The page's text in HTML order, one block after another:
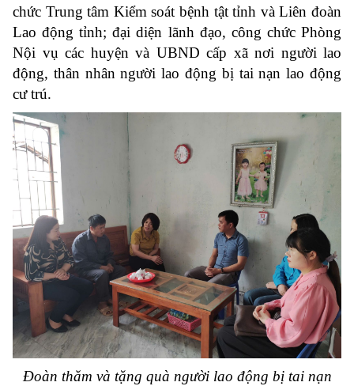
chức Trung tâm Kiểm soát bệnh tật tỉnh và Liên đoàn
Lao động tỉnh; đại diện lãnh đạo, công chức Phòng
Nội vụ các huyện và UBND cấp xã nơi người lao
động, thân nhân người lao động bị tai nạn lao động
cư trú.
Đoàn thăm và tặng quà người lao động bị tai nạn